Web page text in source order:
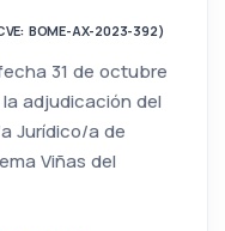
BOME-AX-2023-392)
31 de octubre
adjudicación del
Jurídico/a de
Viñas del